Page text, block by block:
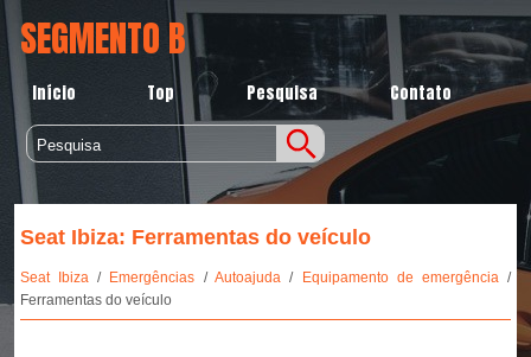
SEGMENTO B
Início Top Pesquisa Contato
Seat Ibiza: Ferramentas do veículo
Seat Ibiza/ Emergências /Autoajuda / Equipamento de emergência /
Ferramentas do veículo